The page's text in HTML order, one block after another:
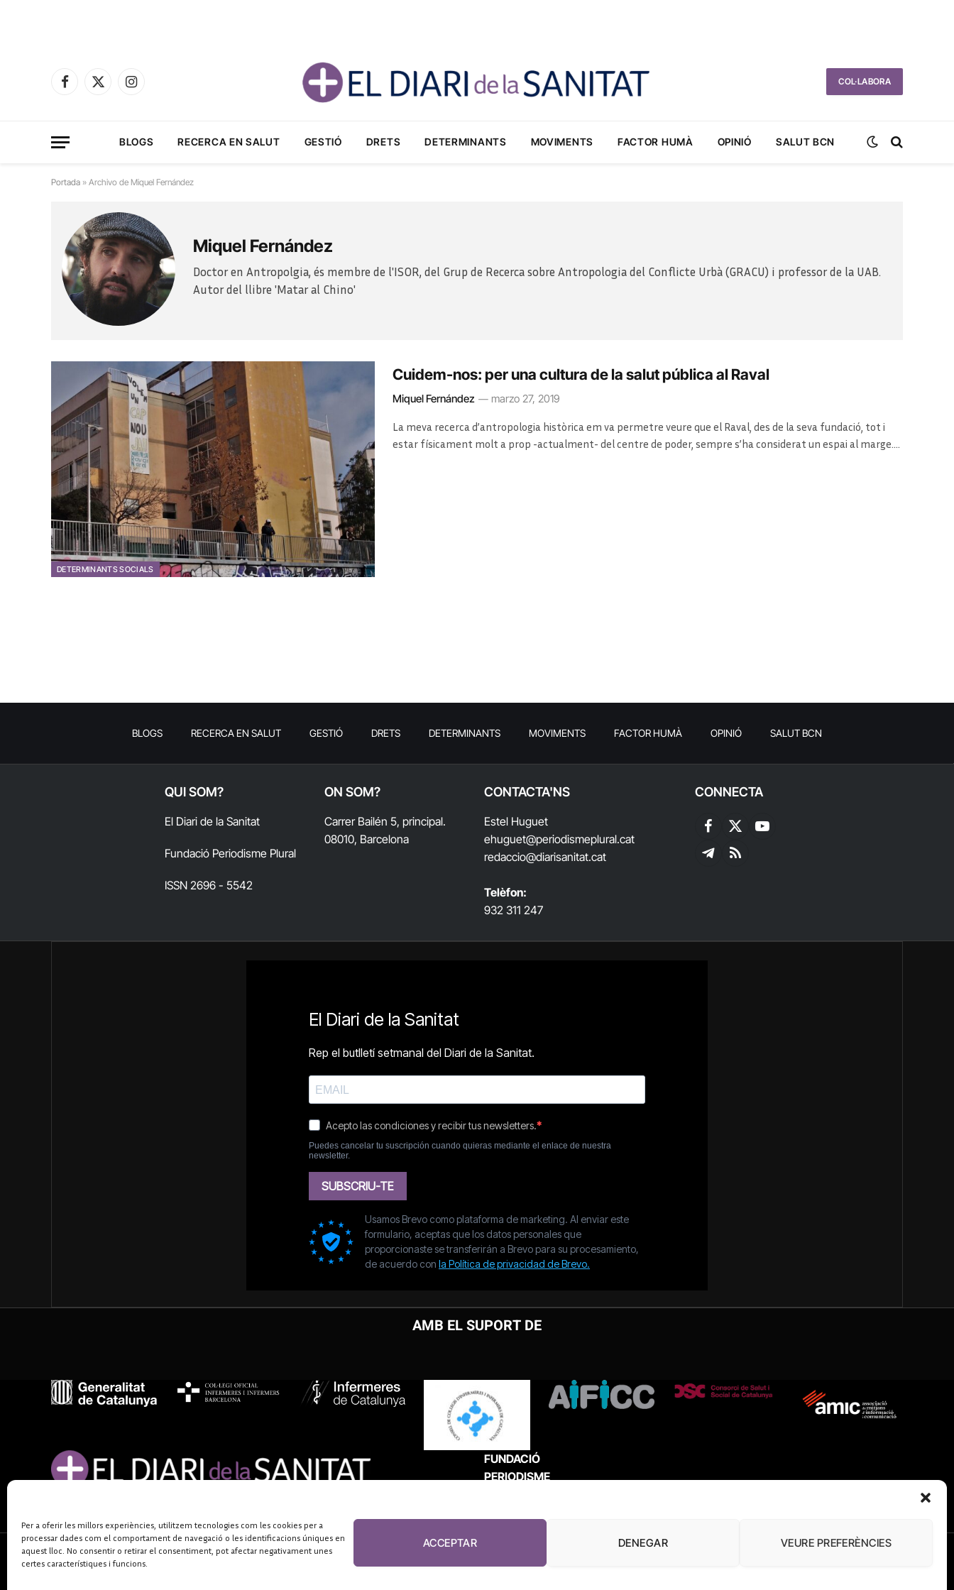
Per a oferir les millors experiències, utilitzem tecnologies com les cookies per a
processar dades com el comportament de navegació o les identificacions úniques en
aquest lloc. No consentir o retirar el consentiment, pot afectar negativament unes
certes característiques i funcions.
ACCEPTAR DENEGAR VEURE PREFERÈNCIES
Facebook
X
Instagram
COL·LABORA
BLOGS RECERCA EN SALUT GESTIÓ DRETS DETERMINANTS MOVIMENTS FACTOR HUMÀ OPINIÓ SALUT BCN
Portada » Archivo de Miquel Fernández
Miquel Fernández
Doctor en Antropolgia, és membre de l'ISOR, del Grup de Recerca sobre Antropologia del Conflicte Urbà (GRACU) i professor de la UAB.
Autor del llibre 'Matar al Chino'
DETERMINANTS SOCIALS
Cuidem-nos: per una cultura de la salut pública al Raval
Miquel Fernández marzo 27, 2019
La meva recerca d’antropologia històrica em va permetre veure que el Raval, des de la seva fundació, tot i
estar físicament molt a prop -actualment- del centre de poder, sempre s’ha considerat un espai al marge.
BLOGS RECERCA EN SALUT GESTIÓ DRETS DETERMINANTS MOVIMENTS FACTOR HUMÀ OPINIÓ SALUT BCN
QUI SOM?
El Diari de la Sanitat
Fundació Periodisme Plural
ISSN 2696 - 5542
ON SOM?
Carrer Bailén 5, principal.
08010, Barcelona
CONTACTA'NS
Estel Huguet
ehuguet@periodismeplural.cat
redaccio@diarisanitat.cat
Telèfon:
932 311 247
CONNECTA
Facebook
X
(Twitter)
YouTube
TelegramRSS
AMB EL SUPORT DE
FUNDACIÓ
PERIODISME